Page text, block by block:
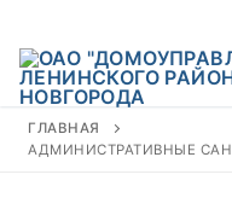
ГЛАВНАЯ
АДМИНИСТРАТИВНЫЕ